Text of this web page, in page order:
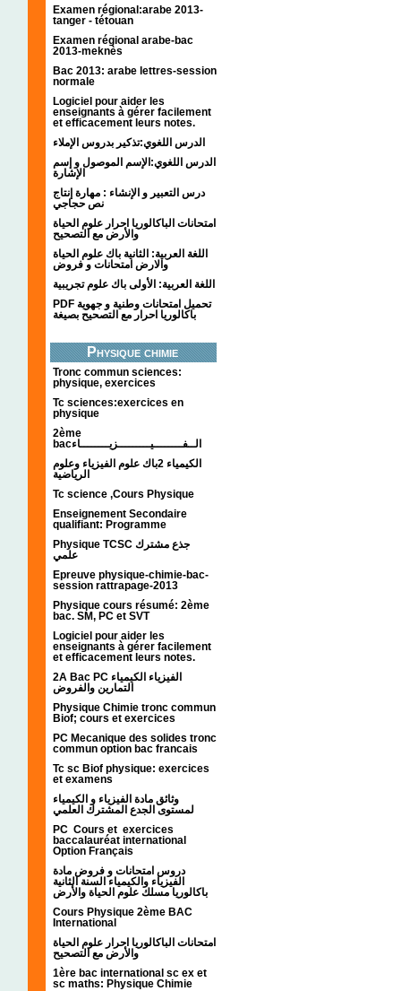
Examen régional:arabe 2013-
tanger - tétouan
Examen régional arabe-bac
2013-meknès
Bac 2013: arabe lettres-session
normale
Logiciel pour aider les
enseignants à gérer facilement
et efficacement leurs notes.
الدرس اللغوي:تذكير بدروس الإملاء
الدرس اللغوي:الإسم الموصول و إسم
الإشارة
درس التعبير و الإنشاء : مهارة إنتاج
نص حجاجي
امتحانات الباكالوريا احرار علوم الحياة
والأرض مع التصحيح
اللغة العربية: الثانية باك علوم الحياة
والارض امتحانات و فروض
اللغة العربية: الأولى باك علوم تجريبية
PDF تحميل امتحانات وطنية و جهوية
باكالوريا احرار مع التصحيح بصيغة
Physique chimie
Tronc commun sciences:
physique, exercices
Tc sciences:exercices en
physique
2ème
bacالــفــــــــيـــــــــزيــــــــاء
الكيمياء 2باك علوم الفيزياء وعلوم
الرياضية
Tc science ,Cours Physique
Enseignement Secondaire
qualifiant: Programme
Physique TCSC جذع مشترك
علمي
Epreuve physique-chimie-bac-
session rattrapage-2013
Physique cours résumé: 2ème
bac. SM, PC et SVT
Logiciel pour aider les
enseignants à gérer facilement
et efficacement leurs notes.
2A Bac PC الفيزياء الكيمياء
التمارين والفروض
Physique Chimie tronc commun
Biof; cours et exercices
PC Mecanique des solides tronc
commun option bac francais
Tc sc Biof physique: exercices
et examens
وثائق مادة الفيزياء و الكيمياء
PC Cours et exercices
baccalauréat international
Option Français
دروس امتحانات و فروض مادة
الفيزياء والكيمياء السنة الثانية
باكالوريا مسلك علوم الحياة والأرض
Cours Physique 2ème BAC
International
امتحانات الباكالوريا احرار علوم الحياة
والأرض مع التصحيح
1ère bac international sc ex et
sc maths: Physique Chimie